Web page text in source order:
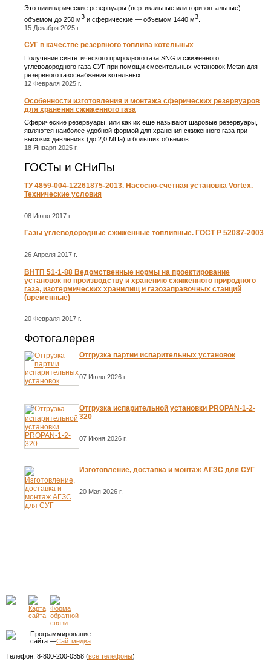
Это цилиндрические резервуары (вертикальные или горизонтальные)
объемом до 250 м3 и сферические ― объемом 1440 м3
15 Декабря 2025 г.
СУГ в качестве резервного топлива котельных
Получение синтетического природного газа SNG и сжиженного
углеводородного газа СУГ при помощи смесительных установок Metan для
резервного газоснабжения котельных
12 Февраля 2025 г.
Особенности изготовления и монтажа сферических резервуаров
для хранения сжиженного газа
Сферические резервуары, или как их еще называют шаровые резервуары,
являются наиболее удобной формой для хранения сжиженного газа при
высоких давлениях (до 2,0 МПа) и больших объемов
18 Января 2025 г.
ГОСТы и СНиПы
ТУ 4859-004-12261875-2013. Насосно-счетная установка Vortex.
Технические условия
08 Июня 2017 г.
Газы углеводородные сжиженные топливные. ГОСТ Р 52087-2003
26 Апреля 2017 г.
ВНТП 51-1-88 Ведомственные нормы на проектирование
установок по производству и хранению сжиженного природного
газа, изотермических хранилищ и газозаправочных станций
(временные)
20 Февраля 2017 г.
Фотогалерея
Отгрузка партии испарительных установок
07 Июля 2026 г.
Отгрузка испарительной установки PROPAN-1-2-
320
07 Июня 2026 г.
Изготовление, доставка и монтаж АГЗС для СУГ
20 Мая 2026 г.
Программирование
сайта —Сайтмедиа
Телефон: 8-800-200-0358 (все телефоны)